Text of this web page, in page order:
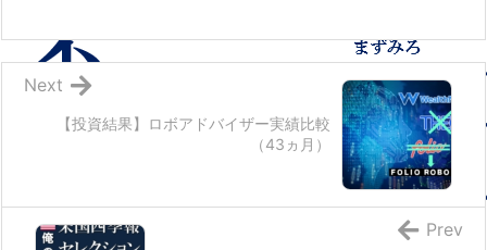
【投資結果】ロボアドバイザー実績比較
（43ヵ月）
Next
Prev